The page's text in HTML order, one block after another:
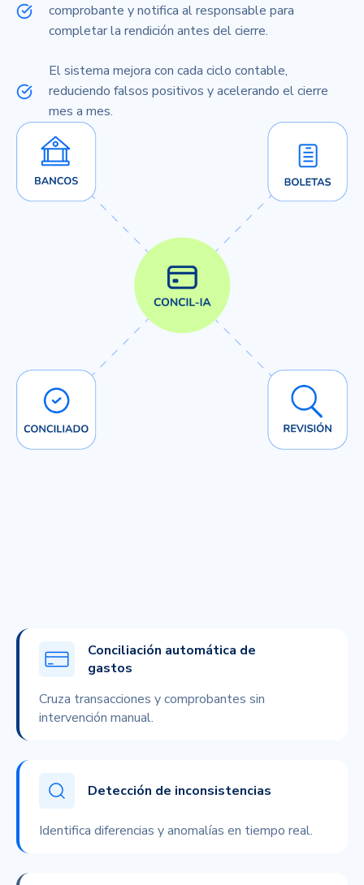
comprobante y notifica al responsable para
completar la rendición antes del cierre.
El sistema mejora con cada ciclo contable,
reduciendo falsos positivos y acelerando el cierre
mes a mes.
Conciliación automática de
gastos
Cruza transacciones y comprobantes sin
intervención manual.
Detección de inconsistencias
Identifica diferencias y anomalías en tiempo real.